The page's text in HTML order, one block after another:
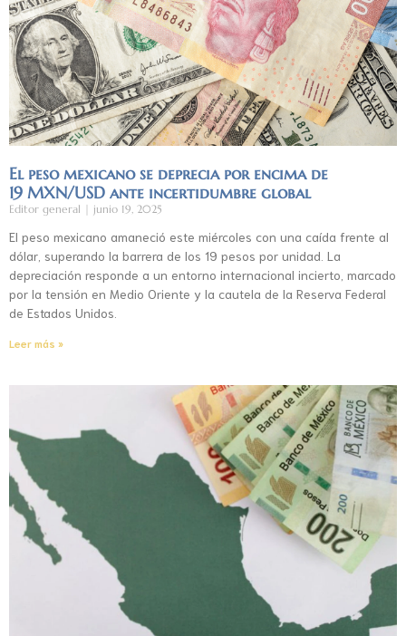
El peso mexicano se deprecia por encima de
19 MXN/USD ante incertidumbre global
Editor general junio 19, 2025
El peso mexicano amaneció este miércoles con una caída frente al
dólar, superando la barrera de los 19 pesos por unidad. La
depreciación responde a un entorno internacional incierto, marcado
por la tensión en Medio Oriente y la cautela de la Reserva Federal
de Estados Unidos.
Leer más »